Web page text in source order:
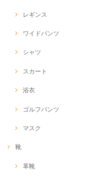
レギンス
ワイドパンツ
シャツ
スカート
浴衣
ゴルフパンツ
マスク
靴
革靴